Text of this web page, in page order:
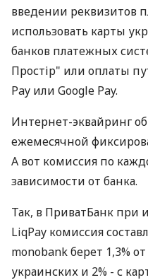
введении реквизитов
использовать карты
банков платежных
Простір" или оплаты
Pay или Google Pay.
Интернет-эквайринг
ежемесячной
А вот комиссия по
зависимости от банка.
Так, в ПриватБанк при
LiqPay комиссия
monobank берет 1,3%
украинских и 2% - с